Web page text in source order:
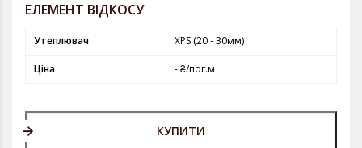
ЕЛЕМЕНТ ВІДКОСУ
Утеплювач XPS (20 - 30мм)
Ціна - ₴/пог.м
КУПИТИ